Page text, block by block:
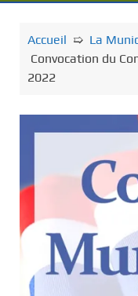
a
Accueil ➯ La
Convocation du
2022